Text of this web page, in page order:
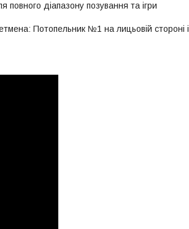
діапазону позування та ігри
Потопельник №1 на лицьовій стороні і